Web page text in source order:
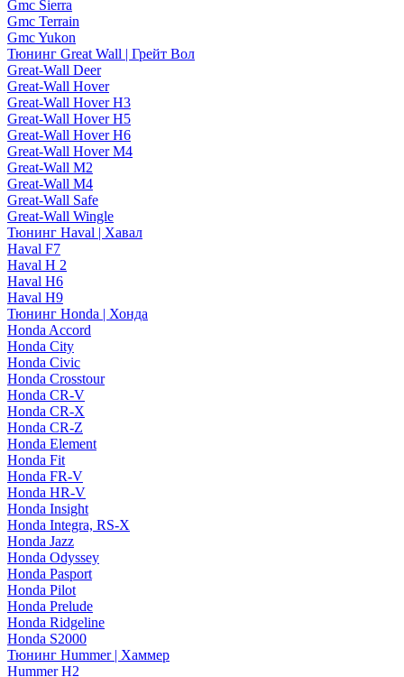
Gmc Sierra
Gmc Terrain
Gmc Yukon
Тюнинг Great Wall | Грейт Вол
Great-Wall Deer
Great-Wall Hover
Great-Wall Hover H3
Great-Wall Hover H5
Great-Wall Hover H6
Great-Wall Hover M4
Great-Wall M2
Great-Wall M4
Great-Wall Safe
Great-Wall Wingle
Тюнинг Haval | Хавал
Haval F7
Haval H 2
Haval H6
Haval H9
Тюнинг Honda | Хонда
Honda Accord
Honda City
Honda Civic
Honda Crosstour
Honda CR-V
Honda CR-X
Honda CR-Z
Honda Element
Honda Fit
Honda FR-V
Honda HR-V
Honda Insight
Honda Integra, RS-X
Honda Jazz
Honda Odyssey
Honda Pasport
Honda Pilot
Honda Prelude
Honda Ridgeline
Honda S2000
Тюнинг Hummer | Хаммер
Hummer H2